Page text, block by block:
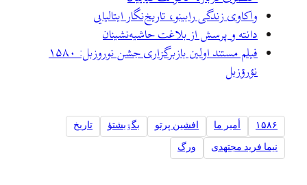
واكاوی زندگی رابینو، تاریخ‌نگار ایتالیایی
دانته و پرسش از بلاغت حاشیه‌نشینان
فیلم مستند اولین بازبرگزاری جشن نوروزبل: ۱۵۸۰
نؤرۊزبل
۱۵۸۶ أمير ما افشین پرتو بگۊبشتؤ تاریخ
نیما فرید مجتهدی ورگ